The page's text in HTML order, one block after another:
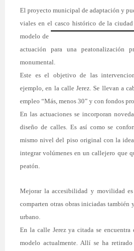
El proyecto municipal de adaptación y
viales en el casco histórico de la ciudad
modelo de
actuación para una peatonalización
monumental.
Este es el objetivo de las intervenc
ejemplo, en la calle Jerez. Se llevan a
empleo “Más, menos 30” y con fondos
En las actuaciones se incorporan
diseño de calles. Es así como se
mismo nivel del piso original con la
integrar volúmenes en un callejero que
peatón.
Mejorar la accesibilidad y movilidad
comparten otras obras iniciadas también
urbano.
En la calle Jerez ya citada se encuentra
modelo actualmente. Allí se ha